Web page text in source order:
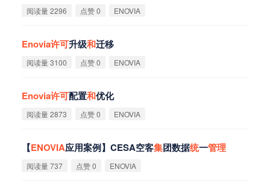
阅读量 2296 点赞 0 ENOVIA
Enovia许可升级和迁移
阅读量 3100 点赞 0 ENOVIA
Enovia许可配置和优化
阅读量 2873 点赞 0 ENOVIA
【ENOVIA应用案例】CESA空客集团数据统一管理
阅读量 737 点赞 0 ENOVIA